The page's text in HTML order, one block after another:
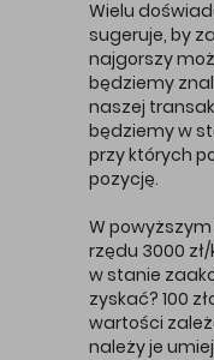
Wielu
sugeruje, by
najgorszy
będziemy
naszej
będziemy w
przy których
pozycję.
W
rzędu 3000
w stanie
zyskać? 100
wartości
należy je